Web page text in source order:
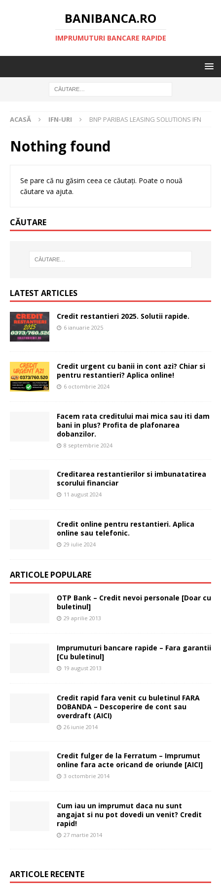
BANIBANCA.RO
IMPRUMUTURI BANCARE RAPIDE
ACASĂ IFN-URI BNP PARIBAS LEASING SOLUTIONS IFN
Nothing found
Se pare că nu găsim ceea ce căutați. Poate o nouă
căutare va ajuta.
CĂUTARE
LATEST ARTICLES
Credit restantieri 2025. Solutii rapide.
6 ianuarie 2025
Credit urgent cu banii in cont azi? Chiar si
pentru restantieri? Aplica online!
6 octombrie 2024
Facem rata creditului mai mica sau iti dam
bani in plus? Profita de plafonarea
dobanzilor.
8 septembrie 2024
Creditarea restantierilor si imbunatatirea
scorului financiar
11 august 2024
Credit online pentru restantieri. Aplica
online sau telefonic.
29 iulie 2024
ARTICOLE POPULARE
OTP Bank – Credit nevoi personale [Doar cu
buletinul]
29 aprilie 2013
Imprumuturi bancare rapide – Fara garantii
[Cu buletinul]
19 august 2013
Credit rapid fara venit cu buletinul FARA
DOBANDA – Descoperire de cont sau
overdraft (AICI)
26 iunie 2014
Credit fulger de la Ferratum – Imprumut
online fara acte oricand de oriunde [AICI]
3 octombrie 2014
Cum iau un imprumut daca nu sunt
angajat si nu pot dovedi un venit? Credit
rapid!
27 martie 2014
ARTICOLE RECENTE